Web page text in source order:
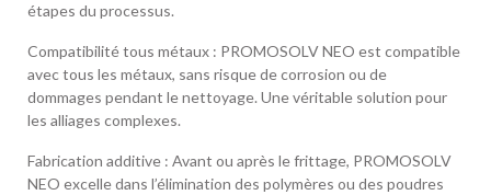
étapes du processus.
Compatibilité tous métaux : PROMOSOLV NEO est compatible
avec tous les métaux, sans risque de corrosion ou de
dommages pendant le nettoyage. Une véritable solution pour
les alliages complexes.
Fabrication additive : Avant ou après le frittage, PROMOSOLV
NEO excelle dans l’élimination des polymères ou des poudres